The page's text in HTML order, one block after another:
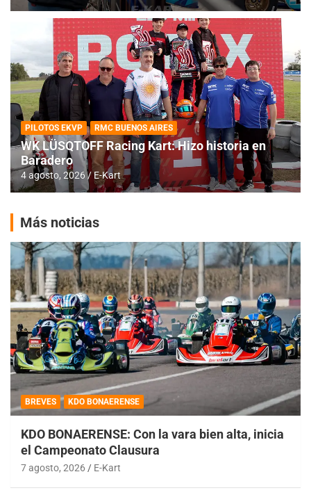
PILOTOS EKVP RMC BUENOS AIRES
WK LÜSQTOFF Racing Kart: Hizo historia en
Baradero
4 agosto, 2026 E-Kart
Más noticias
BREVES KDO BONAERENSE
KDO BONAERENSE: Con la vara bien alta, inicia
el Campeonato Clausura
7 agosto, 2026 E-Kart